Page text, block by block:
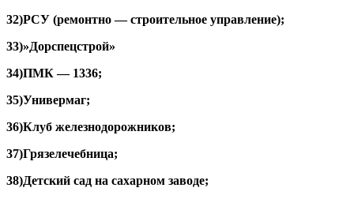
32)РСУ (ремонтно — строительное управление);
33)»Дорспецстрой»
34)ПМК — 1336;
35)Универмаг;
36)Клуб железнодорожников;
37)Грязелечебница;
38)Детский сад на сахарном заводе;